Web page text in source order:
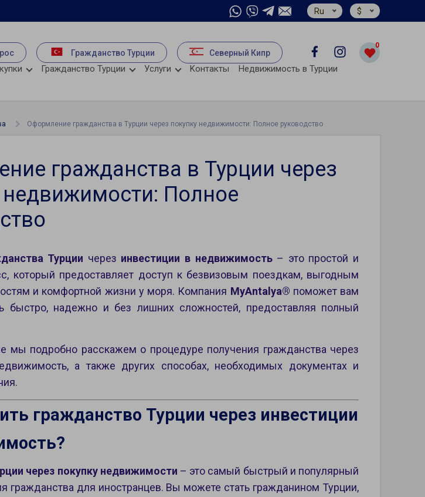
Ru $
Гражданство Турции Северный Кипр
0
Гражданство Турции Услуги Kонтакты Недвижимость в Турции
Оформление гражданства в Турции через покупку недвижимости: Полное руководство
гражданства в Турции через
недвижимости: Полное
Турции через инвестиции в недвижимость– это простой и
который предоставляет доступ к безвизовым поездкам, выгодным
и комфортной жизни у моря. Компания MyAntalya® поможет вам
быстро, надежно и без лишних сложностей, предоставляя полный
мы подробно расскажем о процедуре получения гражданства через
а также других способах, необходимых документах и
гражданство Турции через инвестиции
через покупку недвижимости – это самый быстрый и популярный
гражданства для иностранцев. Вы можете стать гражданином Турции,